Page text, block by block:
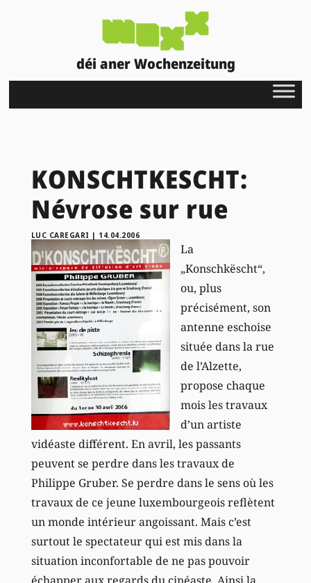
déi aner Wochenzeitung
KONSCHTKESCHT:
Névrose sur rue
LUC CAREGARI | 14.04.2006
La
„Konschkëscht“,
ou, plus
précisément, son
antenne eschoise
située dans la rue
de l’Alzette,
propose chaque
mois les travaux
d’un artiste
vidéaste différent. En avril, les passants
peuvent se perdre dans les travaux de
Philippe Gruber. Se perdre dans le sens où les
travaux de ce jeune luxembourgeois reflètent
un monde intérieur angoissant. Mais c’est
surtout le spectateur qui est mis dans la
situation inconfortable de ne pas pouvoir